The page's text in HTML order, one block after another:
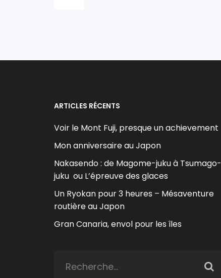
ARTICLES RÉCENTS
Voir le Mont Fuji, presque un achievement
Mon anniversaire au Japon
Nakasendo : de Magome-juku à Tsumago-
juku ou L’épreuve des glaces
Un Ryokan pour 3 heures – Mésaventure
routière au Japon
Gran Canaria, envol pour les îles